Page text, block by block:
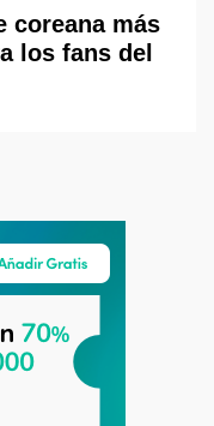
coreana más
los fans del